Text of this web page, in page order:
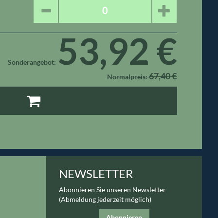
Sonderangebot 53,92 €
Normalpreis 67,40 €
NEWSLETTER
Abonnieren Sie unseren Newsletter
(Abmeldung jederzeit möglich)